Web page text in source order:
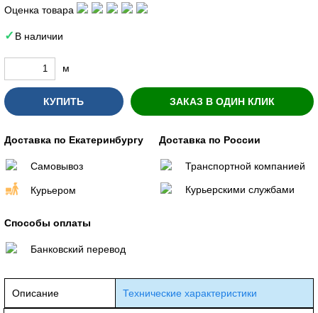
Оценка товара
В наличии
м
КУПИТЬ ЗАКАЗ В ОДИН КЛИК
Доставка по Екатеринбургу
Самовывоз
Курьером
Доставка по России
Транспортной компанией
Курьерскими службами
Способы оплаты
Банковский перевод
Описание Технические характеристики